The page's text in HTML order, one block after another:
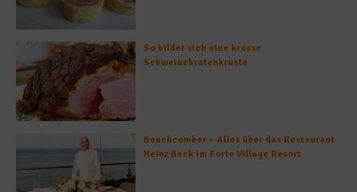
So bildet sich eine krosse
Schweinebratenkruste
Beachcomber – Alles über das Restaurant
Heinz Beck im Forte Village Resort